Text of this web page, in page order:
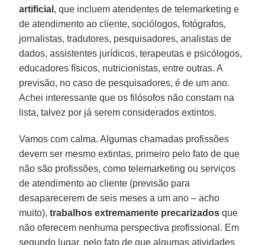
artificial , que incluem atendentes de telemarketing e
de atendimento ao cliente, sociólogos, fotógrafos,
jornalistas, tradutores, pesquisadores, analistas de
dados, assistentes jurídicos, terapeutas e psicólogos,
educadores físicos, nutricionistas, entre outras. A
previsão, no caso de pesquisadores, é de um ano.
Achei interessante que os filósofos não constam na
lista, talvez por já serem considerados extintos.
Vamos com calma. Algumas chamadas profissões
devem ser mesmo extintas, primeiro pelo fato de que
não são profissões, como telemarketing ou serviços
de atendimento ao cliente (previsão para
desaparecerem de seis meses a um ano – acho
muito),trabalhos extremamente precarizados que
não oferecem nenhuma perspectiva profissional. Em
segundo lugar, pelo fato de que algumas atividades